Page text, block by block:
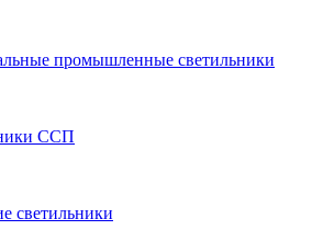
промышленные светильники
ССП
светильники